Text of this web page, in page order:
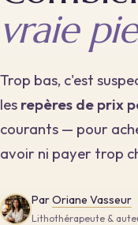
vraie
Trop bas, c'est
les repères de prix
courants — pour
avoir ni payer trop
ParOriane Vasseur
Lithothérapeute &